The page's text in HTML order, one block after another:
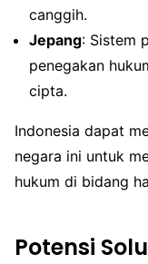
canggih.
Jepang: Sistem
penegakan
cipta.
Indonesia dapat
negara ini untuk
hukum di bidang
Potensi